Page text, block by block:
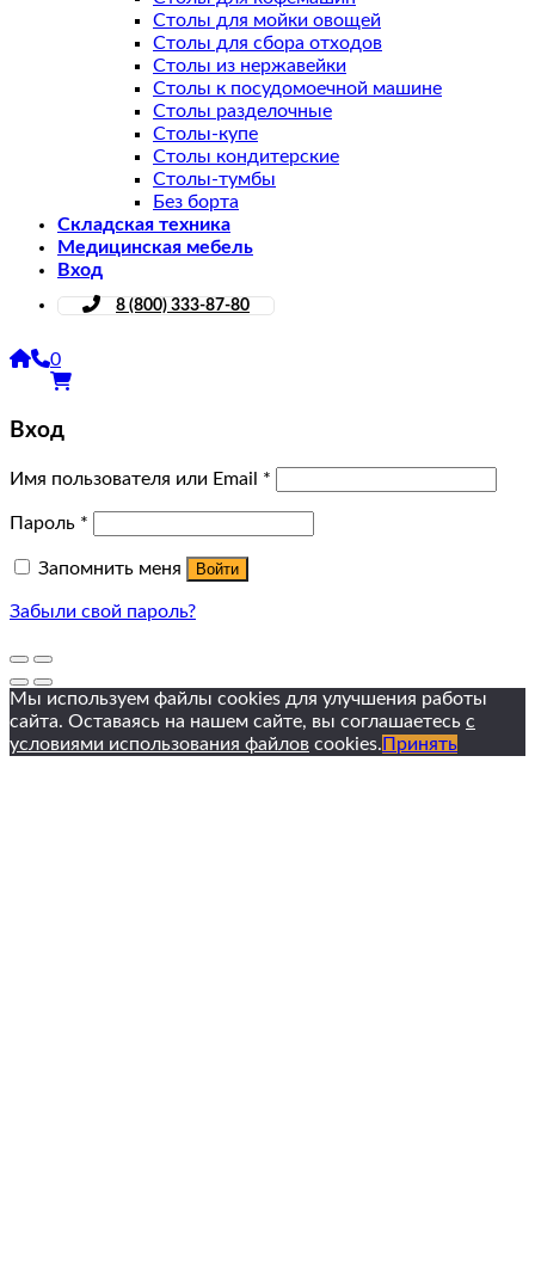
Столы для мойки овощей
Столы для сбора отходов
Столы из нержавейки
Столы к посудомоечной машине
Столы разделочные
Столы-купе
Столы кондитерские
Столы-тумбы
Без борта
Складская техника
Медицинская мебель
Вход
8 (800) 333-87-80
0
Вход
Имя пользователя или Email *
Пароль *
Запомнить меня Войти
Забыли свой пароль?
Мы используем файлы cookies для улучшения работы
сайта. Оставаясь на нашем сайте, вы соглашаетесь с
условиями использования файлов cookies. Принять